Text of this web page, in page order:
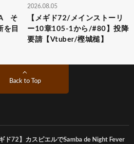
そ
を目
2026.08.05
【メギド72/メインストーリ
ー10章105-1から/#80】投降
要請【Vtuber/樫城槌】
Back to Top
ド72】カスピエルでSamba de Night Fever